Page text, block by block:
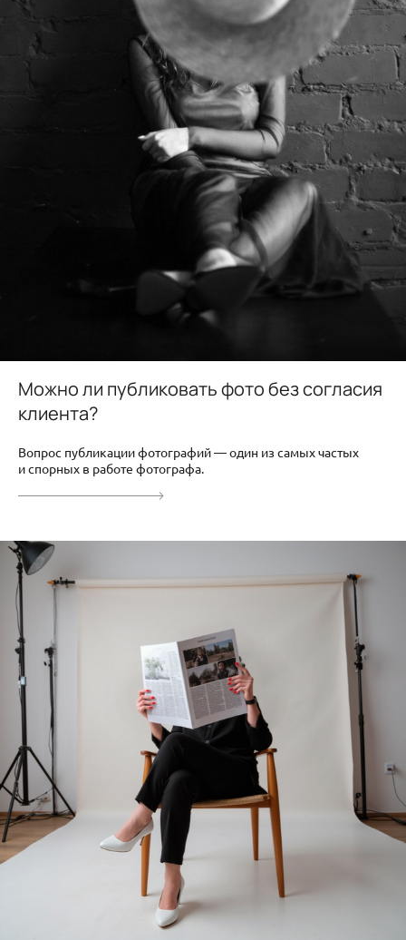
Можно ли публиковать фото без согласия
клиента?
Вопрос публикации фотографий — один из самых частых
и спорных в работе фотографа.